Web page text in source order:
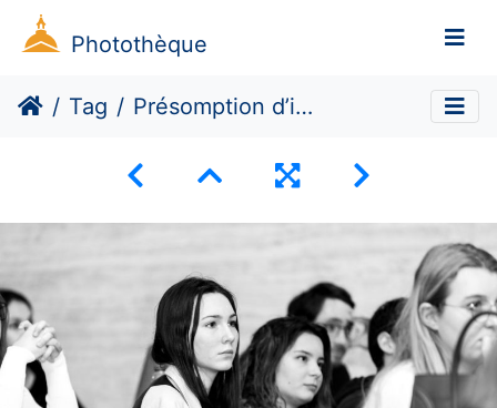
Photothèque
Tag Présomption d’innocence à l’épreuve de #balancetonporc